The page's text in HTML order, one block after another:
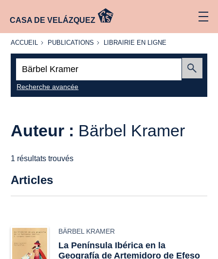
CASA DE VELÁZQUEZ
ACCUEIL
ACCUEIL PUBLICATIONS
PUBLICATIONS
LIBRAIRIE
LIBRAIRIE EN LIGNE
Recherche avancée
Auteur : Bärbel Kramer
1 résultats trouvés
Articles
BÄRBEL KRAMER
La Península Ibérica en la
Geografía de Artemidoro de Efeso